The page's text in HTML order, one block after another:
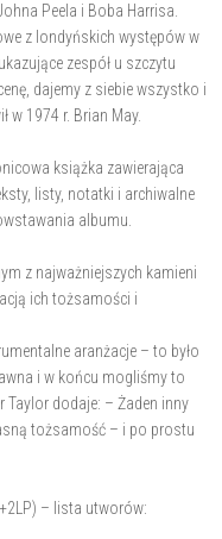
Peela i Boba Harrisa.
z londyńskich występów w
zespół u szczytu
dajemy z siebie wszystko i
w 1974 r. Brian May.
książka zawierająca
listy, notatki i archiwalne
albumu.
z najważniejszych kamieni
ich tożsamości i
aranżacje – to było
i w końcu mogliśmy to
Taylor dodaje: – Żaden inny
tożsamość – i po prostu
– lista utworów: